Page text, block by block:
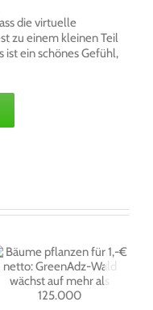
die virtuelle
zu einem kleinen Teil
ist ein schönes Gefühl,
Influencer
Marktforschung: Case
Study zur
Erfolgsmessung von